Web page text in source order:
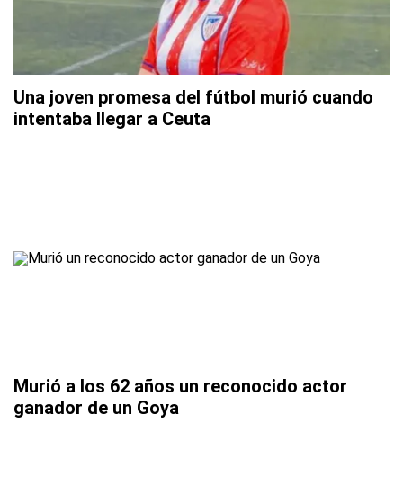
Una joven promesa del fútbol murió cuando
intentaba llegar a Ceuta
Murió a los 62 años un reconocido actor
ganador de un Goya